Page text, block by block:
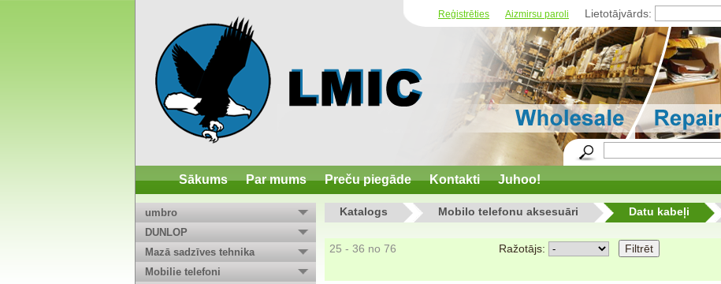
Reģistrēties Aizmirsu paroli Lietotājvārds:
Sākums Par mums Preču piegāde Kontakti Juhoo!
umbro
DUNLOP
Mazā sadzīves tehnika
Mobilie telefoni
Katalogs Mobilo telefonu aksesuāri Datu kabeļi
25 - 36 no 76 Ražotājs: